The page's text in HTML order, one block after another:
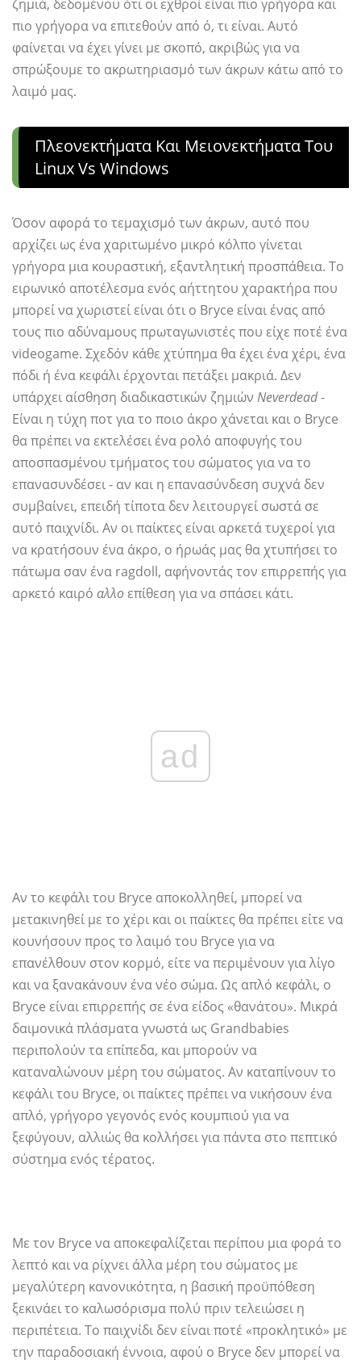
ζημιά, δεδομένου ότι οι εχθροί είναι πιο γρήγορα και
πιο γρήγορα να επιτεθούν από ό, τι είναι. Αυτό
φαίνεται να έχει γίνει με σκοπό, ακριβώς για να
σπρώξουμε το ακρωτηριασμό των άκρων κάτω από το
λαιμό μας.
Πλεονεκτήματα Και Μειονεκτήματα Του
Linux Vs Windows
Όσον αφορά το τεμαχισμό των άκρων, αυτό που
αρχίζει ως ένα χαριτωμένο μικρό κόλπο γίνεται
γρήγορα μια κουραστική, εξαντλητική προσπάθεια. Το
ειρωνικό αποτέλεσμα ενός αήττητου χαρακτήρα που
μπορεί να χωριστεί είναι ότι ο Bryce είναι ένας από
τους πιο αδύναμους πρωταγωνιστές που είχε ποτέ ένα
videogame. Σχεδόν κάθε χτύπημα θα έχει ένα χέρι, ένα
πόδι ή ένα κεφάλι έρχονται πετάξει μακριά. Δεν
υπάρχει αίσθηση διαδικαστικών ζημιών Neverdead-
Είναι η τύχη ποτ για το ποιο άκρο χάνεται και ο Bryce
θα πρέπει να εκτελέσει ένα ρολό αποφυγής του
αποσπασμένου τμήματος του σώματος για να το
επανασυνδέσει - αν και η επανασύνδεση συχνά δεν
συμβαίνει, επειδή τίποτα δεν λειτουργεί σωστά σε
αυτό παιχνίδι. Αν οι παίκτες είναι αρκετά τυχεροί για
να κρατήσουν ένα άκρο, ο ήρωάς μας θα χτυπήσει το
πάτωμα σαν ένα ragdoll, αφήνοντάς τον επιρρεπής για
αρκετό καιρό αλλοεπίθεση για να σπάσει κάτι.
ad
Αν το κεφάλι του Bryce αποκολληθεί, μπορεί να
μετακινηθεί με το χέρι και οι παίκτες θα πρέπει είτε να
κουνήσουν προς το λαιμό του Bryce για να
επανέλθουν στον κορμό, είτε να περιμένουν για λίγο
και να ξανακάνουν ένα νέο σώμα. Ως απλό κεφάλι, ο
Bryce είναι επιρρεπής σε ένα είδος «θανάτου». Μικρά
δαιμονικά πλάσματα γνωστά ως Grandbabies
περιπολούν τα επίπεδα, και μπορούν να
καταναλώνουν μέρη του σώματος. Αν καταπίνουν το
κεφάλι του Bryce, οι παίκτες πρέπει να νικήσουν ένα
απλό, γρήγορο γεγονός ενός κουμπιού για να
ξεφύγουν, αλλιώς θα κολλήσει για πάντα στο πεπτικό
σύστημα ενός τέρατος.
Με τον Bryce να αποκεφαλίζεται περίπου μια φορά το
λεπτό και να ρίχνει άλλα μέρη του σώματος με
μεγαλύτερη κανονικότητα, η βασική προϋπόθεση
ξεκινάει το καλωσόρισμα πολύ πριν τελειώσει η
περιπέτεια. Το παιχνίδι δεν είναι ποτέ «προκλητικό» με
την παραδοσιακή έννοια, αφού ο Bryce δεν μπορεί να